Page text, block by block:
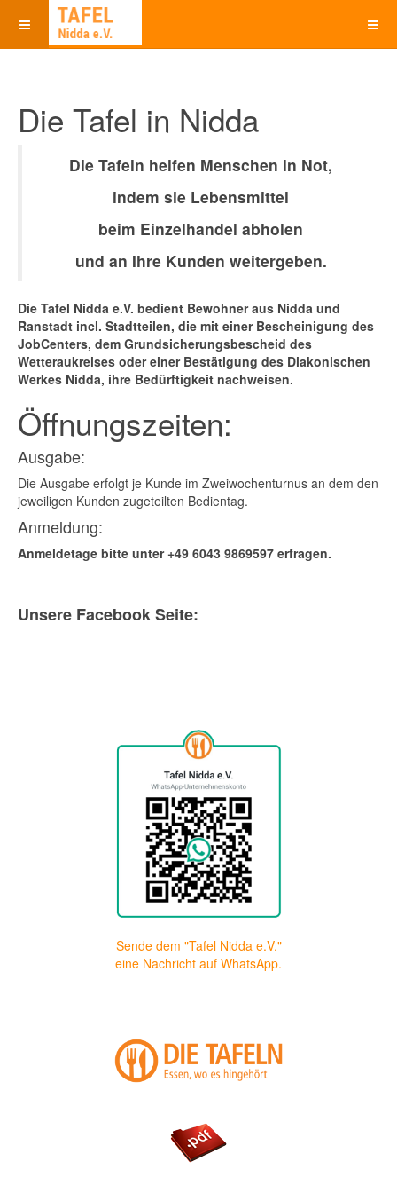
Die Tafel in Nidda
Die Tafeln helfen Menschen ln Not,
indem sie Lebensmittel
beim Einzelhandel abholen
und an Ihre Kunden weitergeben.
Die Tafel Nidda e.V. bedient Bewohner aus Nidda und
Ranstadt incl. Stadtteilen, die mit einer Bescheinigung des
JobCenters, dem Grundsicherungsbescheid des
Wetteraukreises oder einer Bestätigung des Diakonischen
Werkes Nidda, ihre Bedürftigkeit nachweisen.
Öffnungszeiten:
Ausgabe:
Die Ausgabe erfolgt je Kunde im Zweiwochenturnus an dem den
jeweiligen Kunden zugeteilten Bedientag.
Anmeldung:
Anmeldetage bitte unter +49 6043 9869597 erfragen.
Unsere Facebook Seite:
Sende dem "Tafel Nidda e.V."
eine Nachricht auf WhatsApp.